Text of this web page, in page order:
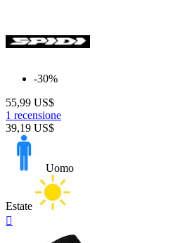
-30%
55,99 US$
1 recensione
39,19 US$
Uomo
Estate
